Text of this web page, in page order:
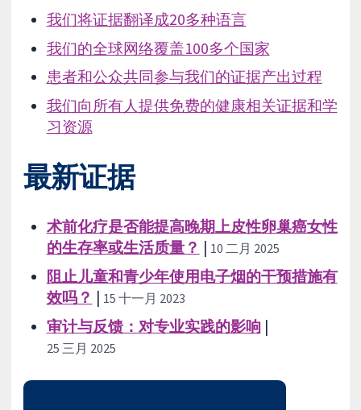
我们将证据翻译成20多种语言
我们的全球网络覆盖100多个国家
患者和公众共同参与我们的证据产出过程
我们向所有人提供免费的健康相关证据和学
习资源
最新证据
术前化疗是否能提高晚期上皮性卵巢癌女性
的生存率或生活质量？ | 10 二月 2025
阻止儿童和青少年使用电子烟的干预措施有
效吗？ | 15 十一月 2023
审计与反馈：对专业实践的影响|
25 三月 2025